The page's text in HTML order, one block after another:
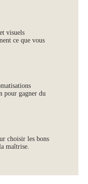
visuels
ce que vous
pour gagner du
choisir les bons
maîtrise.